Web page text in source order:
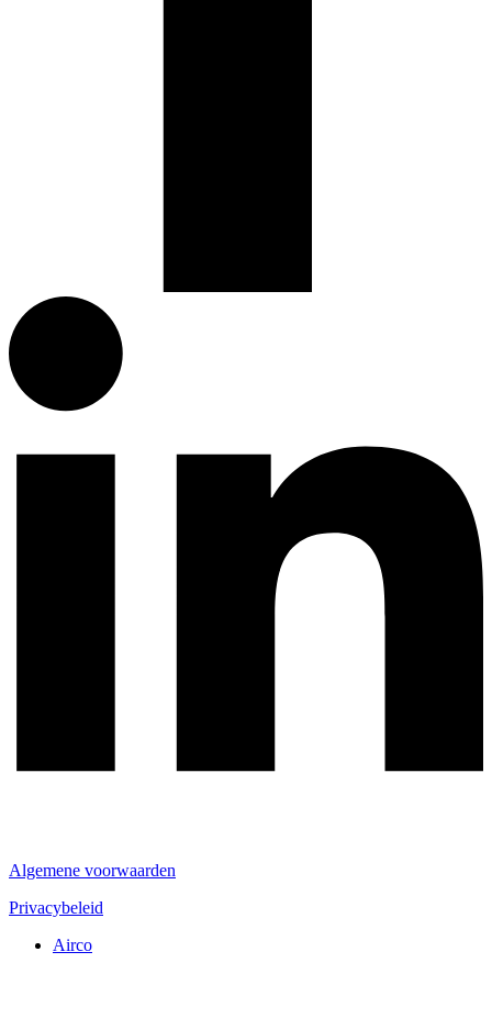
Algemene voorwaarden
Privacybeleid
Airco